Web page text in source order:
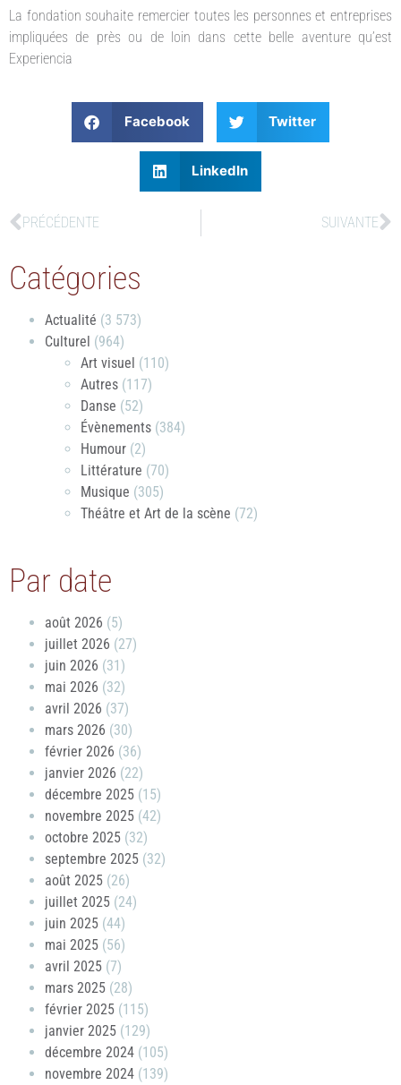
La fondation souhaite remercier toutes les personnes et entreprises
impliquées de près ou de loin dans cette belle aventure qu’est
Experiencia
Facebook Twitter
LinkedIn
PRÉCÉDENTE SUIVANTE
Catégories
Actualité (3 573)
Culturel (964)
Art visuel (110)
Autres (117)
Danse (52)
Évènements (384)
Humour (2)
Littérature (70)
Musique (305)
Théâtre et Art de la scène (72)
Par date
août 2026 (5)
juillet 2026 (27)
juin 2026 (31)
mai 2026 (32)
avril 2026 (37)
mars 2026 (30)
février 2026 (36)
janvier 2026 (22)
décembre 2025 (15)
novembre 2025 (42)
octobre 2025 (32)
septembre 2025 (32)
août 2025 (26)
juillet 2025 (24)
juin 2025 (44)
mai 2025 (56)
avril 2025 (7)
mars 2025 (28)
février 2025 (115)
janvier 2025 (129)
décembre 2024 (105)
novembre 2024 (139)